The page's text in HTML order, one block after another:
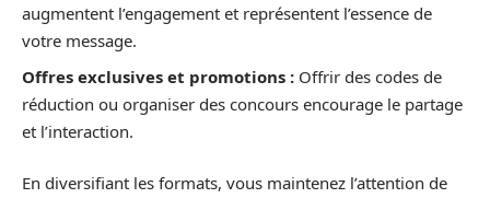
augmentent l’engagement et représentent l’essence de
votre message.
Offres exclusives et promotions : Offrir des codes de
réduction ou organiser des concours encourage le partage
et l’interaction.
En diversifiant les formats, vous maintenez l’attention de